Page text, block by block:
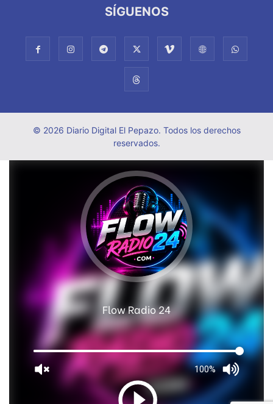
SÍGUENOS
© 2026 Diario Digital El Pepazo. Todos los derechos
reservados.